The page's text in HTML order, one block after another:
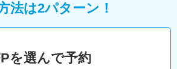
法は2パターン！
を選んで予約